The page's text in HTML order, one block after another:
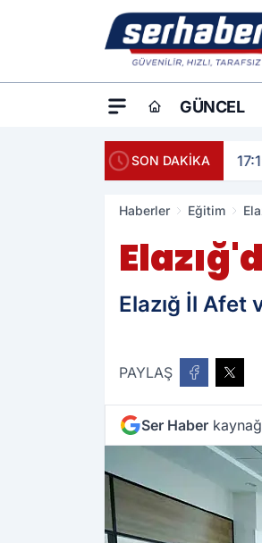
GÜNCEL
SON DAKİKA
Haberler Eğitim
Elazığ İl
PAYLAŞ
Ser Haber